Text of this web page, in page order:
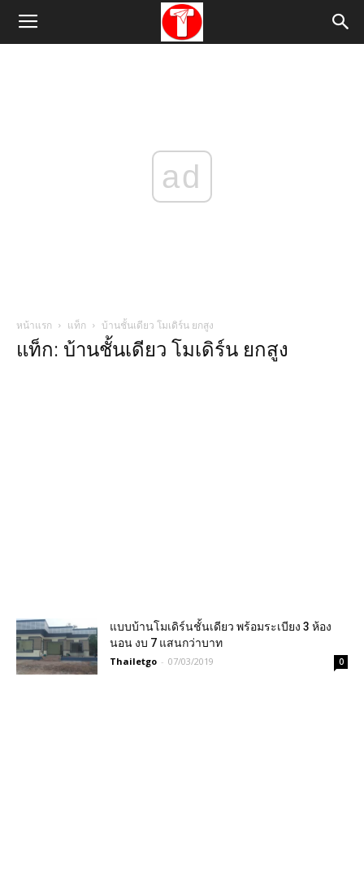
ad
หน้าแรก แท็ก บ้านชั้นเดียว โมเดิร์น ยกสูง
แท็ก: บ้านชั้นเดียว โมเดิร์น ยกสูง
แบบบ้านโมเดิร์นชั้นเดียว พร้อมระเบียง 3 ห้อง
นอน งบ 7 แสนกว่าบาท
Thailetgo - 07/03/2019 0